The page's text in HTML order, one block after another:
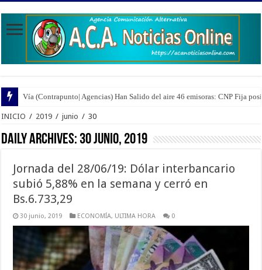
Vía (Contrapunto| Agencias) Han Salido del aire 46 emisoras: CNP Fija
Vía (Red de Medios | Agencias) Nueva Esparta | Los Informa2
INICIO / 2019 / junio / 30
Daily Archives:30 junio, 2019
Jornada del 28/06/19: Dólar interbancario
subió 5,88% en la semana y cerró en
Bs.6.733,29
30 junio, 2019 ECONOMÍA, ULTIMA HORA 0